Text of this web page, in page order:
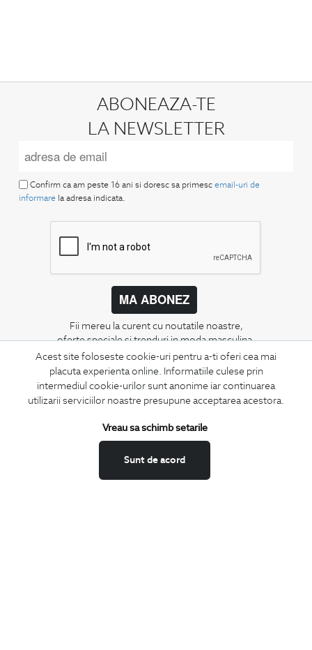
Acest site foloseste cookie-uri pentru a-ti oferi cea mai
placuta experienta online. Informatiile culese prin
intermediul cookie-urilor sunt anonime iar continuarea
utilizarii serviciilor noastre presupune acceptarea acestora.
Sunt de acord
Vreau sa schimb setarile
ABONEAZA-TE
LA NEWSLETTER
Confirm ca am peste 16 ani si doresc sa primesc email-uri de
informare la adresa indicata.
MA ABONEZ
Fii mereu la curent cu noutatile noastre,
oferte speciale si trenduri in moda masculina.
CONCIERGE
Termeni si conditii
Schimburi si retur
Securitatea datelor